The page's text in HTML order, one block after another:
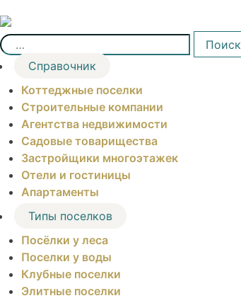
to
content
Найти:
Поиск
Справочник
Коттеджные поселки
Строительные компании
Агентства недвижимости
Садовые товарищества
Застройщики многоэтажек
Отели и гостиницы
Апартаменты
Типы поселков
Посёлки у леса
Поселки у воды
Клубные поселки
Элитные поселки